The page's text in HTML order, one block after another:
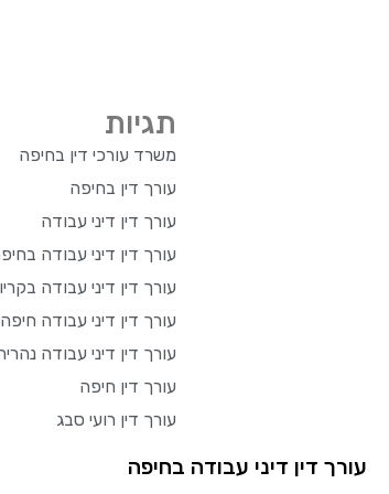
תגיות
משרד עורכי דין בחיפה
עורך דין בחיפה
עורך דין דיני עבודה
עורך דין דיני עבודה
עורך דין דיני עבודה
עורך דין דיני עבודה חיפה
עורך דין דיני עבודה
עורך דין חיפה
עורך דין רועי סבג
עורך דין דיני עבודה בחיפה